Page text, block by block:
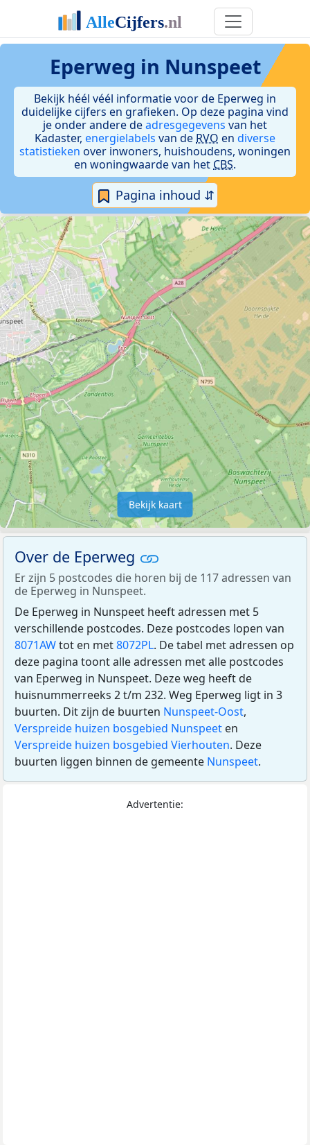
Eperweg in Nunspeet
Bekijk héél véél informatie voor de Eperweg in
duidelijke cijfers en grafieken. Op deze pagina vind
je onder andere deadresgegevens van het
Kadaster, energielabels van de RVO en diverse
statistieken over inwoners, huishoudens, woningen
en woningwaarde van het CBS.
Pagina inhoud ⇵
Bekijk kaart
Over de Eperweg
Er zijn 5 postcodes die horen bij de 117 adressen van
de Eperweg in Nunspeet.
De Eperweg in Nunspeet heeft adressen met 5
verschillende postcodes. Deze postcodes lopen van
8071AWtot en met8072PL. De tabel met adressen op
deze pagina toont alle adressen met alle postcodes
van Eperweg in Nunspeet. Deze weg heeft de
huisnummerreeks 2 t/m 232. Weg Eperweg ligt in 3
buurten. Dit zijn de buurten Nunspeet-Oost,
Verspreide huizen bosgebied Nunspeet en
Verspreide huizen bosgebied Vierhouten. Deze
buurten liggen binnen de gemeente Nunspeet.
Advertentie: